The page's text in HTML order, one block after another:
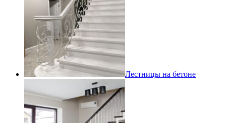
Лестницы на бетоне